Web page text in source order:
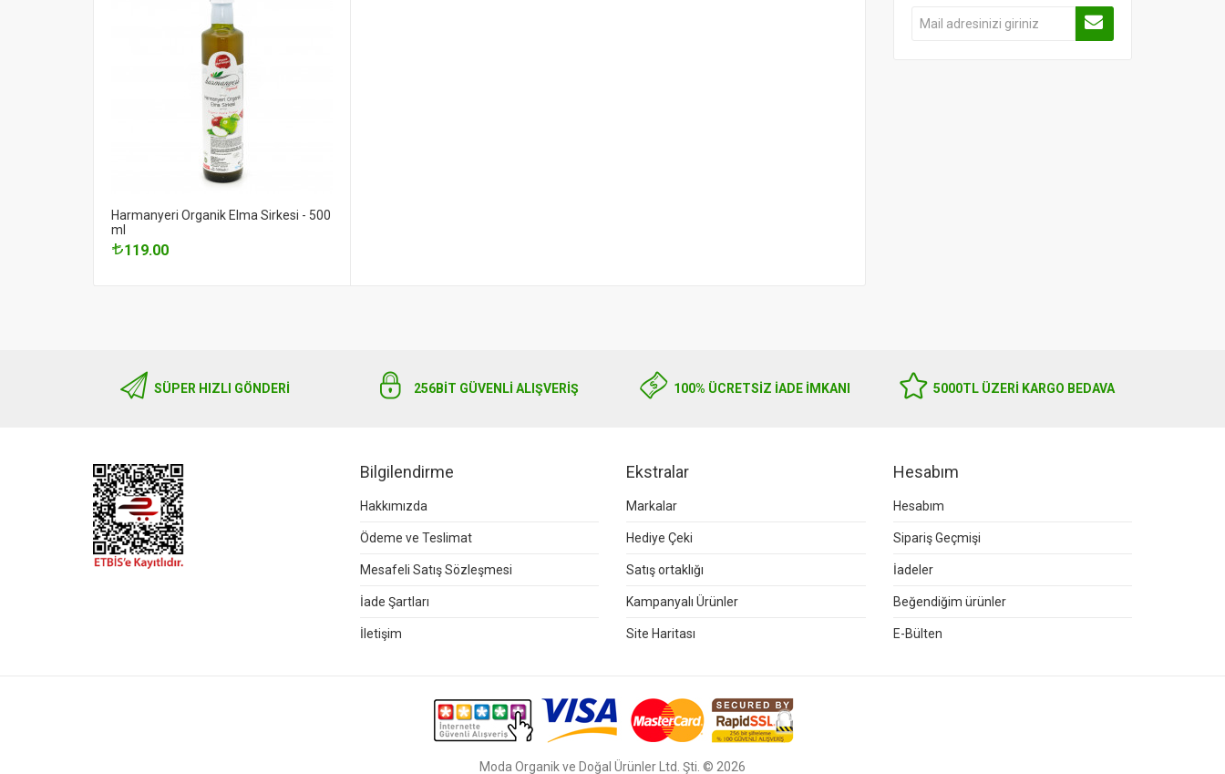
Harmanyeri Organik Elma Sirkesi - 500
ml
119.00
SÜPER HIZLI GÖNDERI 256BIT GÜVENLİ ALIŞVERİŞ 100% ÜCRETSİZ İADE İMKANI 5000TL ÜZERI KARGO BEDAVA
Bilgilendirme
Hakkımızda
Ödeme ve Teslimat
Mesafeli Satış Sözleşmesi
İade Şartları
İletişim
Ekstralar
Markalar
Hediye Çeki
Satış ortaklığı
Kampanyalı Ürünler
Site Haritası
Hesabım
Hesabım
Sipariş Geçmişi
İadeler
Beğendiğim ürünler
E-Bülten
Moda Organik ve Doğal Ürünler Ltd. Şti. © 2026